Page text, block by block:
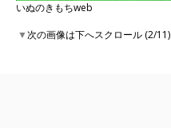
いぬのきもちweb
▼次の画像は下へスクロール (2/11)